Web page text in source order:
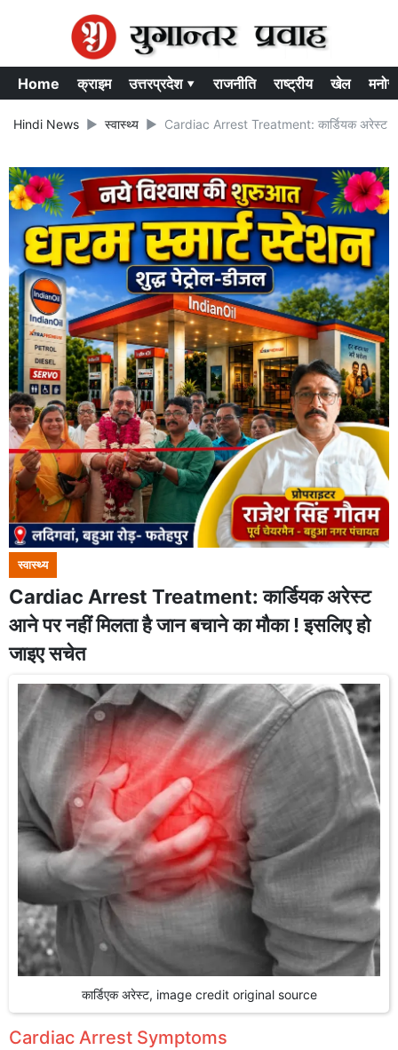
Home क्राइम उत्तरप्रदेश ▾ राजनीति राष्ट्रीय खेल
Hindi News स्वास्थ्य Cardiac Arrest Treatment: कार्डियक अरेस्ट
स्वास्थ्य
Cardiac Arrest Treatment: कार्डियक अरेस्ट
आने पर नहीं मिलता है जान बचाने का मौका ! इसलिए हो
जाइए सचेत
कार्डिएक अरेस्ट, image credit original source
Cardiac Arrest Symptoms